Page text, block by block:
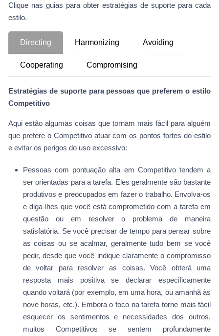
Clique nas guias para obter estratégias de suporte para cada
estilo.
Directing Harmonizing Avoiding
Cooperating Compromising
Estratégias de suporte para pessoas que preferem o estilo
Competitivo
Aqui estão algumas coisas que tornam mais fácil para alguém
que prefere o Competitivo atuar com os pontos fortes do estilo
e evitar os perigos do uso excessivo:
Pessoas com pontuação alta em Competitivo tendem a
ser orientadas para a tarefa. Eles geralmente são bastante
produtivos e preocupados em fazer o trabalho. Envolva-os
e diga-lhes que você está comprometido com a tarefa em
questão ou em resolver o problema de maneira
satisfatória. Se você precisar de tempo para pensar sobre
as coisas ou se acalmar, geralmente tudo bem se você
pedir, desde que você indique claramente o compromisso
de voltar para resolver as coisas. Você obterá uma
resposta mais positiva se declarar especificamente
quando voltará (por exemplo, em uma hora, ou amanhã às
nove horas, etc.). Embora o foco na tarefa torne mais fácil
esquecer os sentimentos e necessidades dos outros,
muitos Competitivos se sentem profundamente